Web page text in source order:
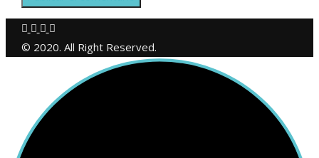
© 2020. All Right Reserved.